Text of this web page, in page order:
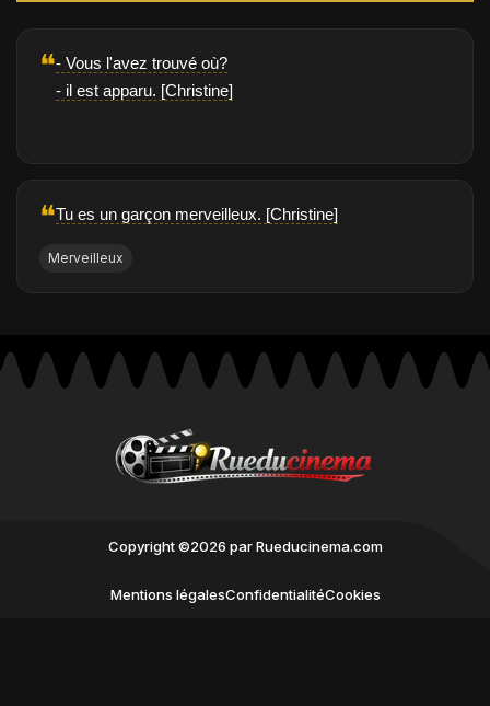
❝- Vous l'avez trouvé où?
- il est apparu. [Christine]
❝Tu es un garçon merveilleux. [Christine]
Merveilleux
Copyright ©2026 par Rueducinema.com
Mentions légalesConfidentialitéCookies